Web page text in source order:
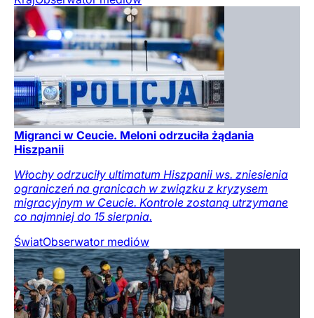
Migranci w Ceucie. Meloni odrzuciła żądania
Hiszpanii
Włochy odrzuciły ultimatum Hiszpanii ws. zniesienia
ograniczeń na granicach w związku z kryzysem
migracyjnym w Ceucie. Kontrole zostaną utrzymane
co najmniej do 15 sierpnia.
ŚwiatObserwator mediów